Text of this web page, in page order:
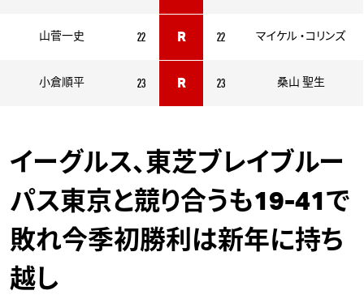
山菅一史 22 R 22 マイケル ・コリンズ
小倉順平 23 R 23 桑山 聖生
イーグルス、東芝ブレイブルー
パス東京と競り合うも19-41で
敗れ今季初勝利は新年に持ち
越し